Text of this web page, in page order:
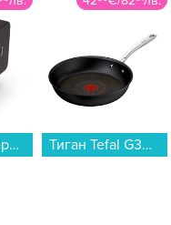
това лято.
Външна батерия Hama 201715, "Colour 20" тъмно лилавo 20000 mAh... Тиган Tefal G3300602 EXCELLENCE+ 28 см...